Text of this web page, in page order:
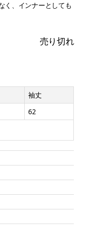
く、インナーとしても
売り切れ
袖丈
62